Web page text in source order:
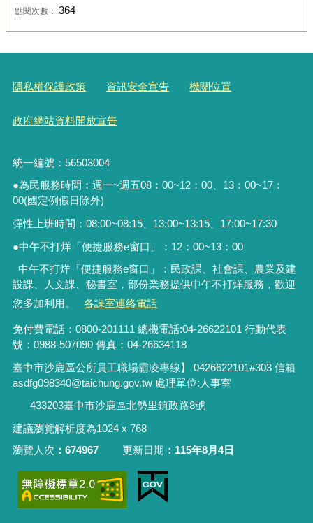
點閱次數： 364
隱私權保護政策 資訊安全宣告 機關位置
政府網站資料開放宣告
統一編號：56503004
●為民服務時間：週一~週五08：00~12：00、13：00~17：
00(國定例假日除外)
彈性上班時間：08:00~08:15、13:00~13:15、17:00~17:30
●中午不打烊「便捷服務e窗口」： 12： 00~13： 00
中午不打烊「便捷服務e窗口」：民政課、社會課、農業及建
設課、人文課、秘書室， 部份業務提供中午不打烊服務 ，歡迎
您多加利用。
各課室連絡電話
免付費電話：0800-201111 總機電話:04-26622101 行動代表
號：0988-507090 傳真：04-26634118
臺中市沙鹿區公所員工職場霸凌專線】 0426622101#303 信箱
asdfg098340@taichung.gov.tw 處理單位:人事室
433203臺中市沙鹿區北勢里鎮政路8號
建議瀏覽解析度為1024 x 768
瀏覽人次
674967 更新日期 115年8月4日